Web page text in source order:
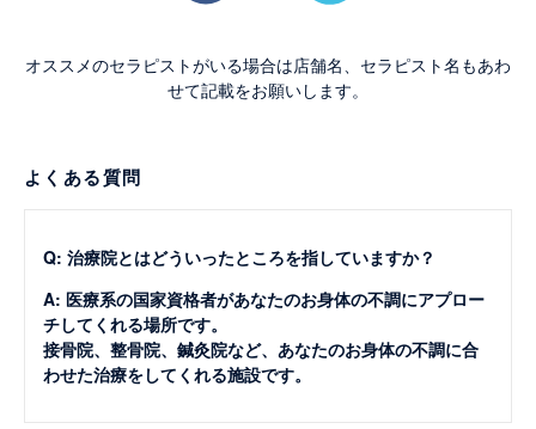
オススメのセラピストがいる場合は店舗名、セラピスト名もあわ
せて記載をお願いします。
よくある質問
Q: 治療院とはどういったところを指していますか？
A: 医療系の国家資格者があなたのお身体の不調にアプロー
チしてくれる場所です。
接骨院、整骨院、鍼灸院など、あなたのお身体の不調に合
わせた治療をしてくれる施設です。